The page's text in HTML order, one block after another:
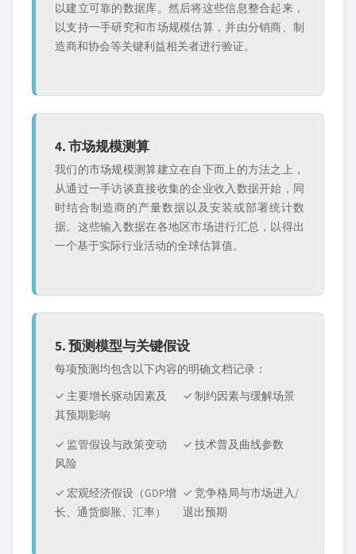
以建立可靠的数据库。然后将这些信息整合起来，
以支持一手研究和市场规模估算，并由分销商、制
造商和协会等关键利益相关者进行验证。
4. 市场规模测算
我们的市场规模测算建立在自下而上的方法之上，
从通过一手访谈直接收集的企业收入数据开始，同
时结合制造商的产量数据以及安装或部署统计数
据。这些输入数据在各地区市场进行汇总，以得出
一个基于实际行业活动的全球估算值。
5. 预测模型与关键假设
每项预测均包含以下内容的明确文档记录：
✓ 主要增长驱动因素及
其预期影响
✓ 制约因素与缓解场景
✓ 监管假设与政策变动
风险
✓ 技术普及曲线参数
✓ 宏观经济假设（GDP增
长、通货膨胀、汇率）
✓ 竞争格局与市场进入/
退出预期